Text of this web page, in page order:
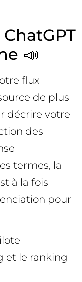
📣
flux
de plus
décrire votre
des
termes, la
à la fois
pour
et le ranking